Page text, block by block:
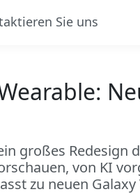
Sie uns
großes
von KI
zu neuen